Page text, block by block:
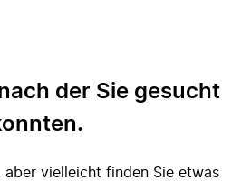
der Sie gesucht
aber vielleicht finden Sie etwas